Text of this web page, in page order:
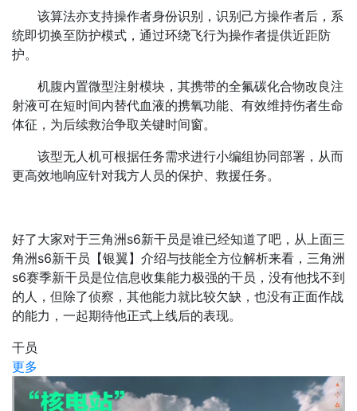
该算法亦支持操作者身份识别，识别己方操作者后，系
统即切换至防护模式，通过环绕飞行为操作者提供近距防
护。
机腹内置微型注射模块，其携带的全氟碳化合物改良注
射液可在短时间内替代血液的携氧功能、有效维持伤者生命
体征，为后续救治争取关键时间窗。
该型无人机可根据任务需求进行小编组协同部署，从而
更高效地响应针对我方人员的保护、救援任务。
好了大家对于三角洲s6新干员是谁已经知道了吧，从上面三
角洲s6新干员【银翼】介绍与技能全方位解析来看，三角洲
s6赛季新干员是位信息收集能力极强的干员，没有他找不到
的人，但除了侦察，其他能力就比较欠缺，也没有正面作战
的能力，一起期待他正式上线后的表现。
干员
更多